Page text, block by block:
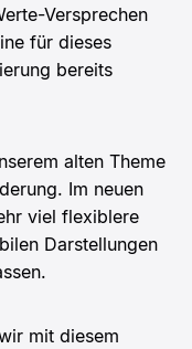
Versprechen
für dieses
bereits
alten Theme
Im neuen
viel flexiblere
Darstellungen
mit diesem